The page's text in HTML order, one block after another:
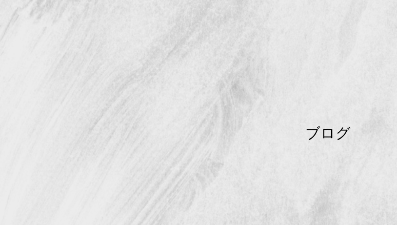
ブロ グ